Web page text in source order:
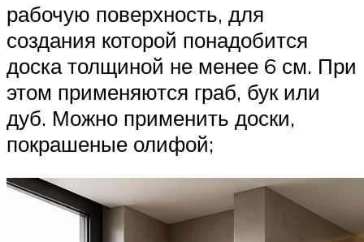
рабочую поверхность, для
создания которой понадобится
доска толщиной не менее 6 см. При
этом применяются граб, бук или
дуб. Можно применить доски,
покрашеные олифой;